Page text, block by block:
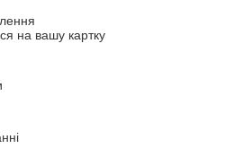
на вашу картку